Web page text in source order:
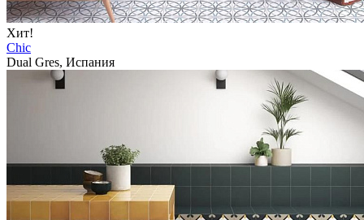
Хит!
Chic
Dual Gres, Испания